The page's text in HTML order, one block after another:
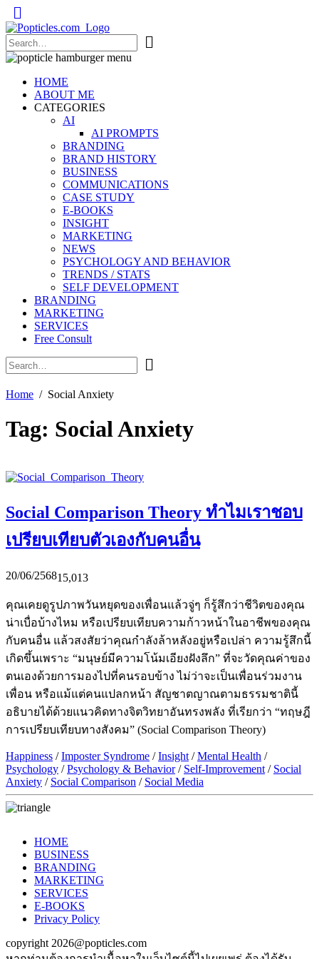
Popticles.com
HOME
ABOUT ME
CATEGORIES
AI
AI PROMPTS
BRANDING
BRAND HISTORY
BUSINESS
COMMUNICATIONS
CASE STUDY
E-BOOKS
INSIGHT
MARKETING
NEWS
PSYCHOLOGY AND BEHAVIOR
TRENDS / STATS
SELF DEVELOPMENT
BRANDING
MARKETING
SERVICES
Free Consult
Home Social Anxiety
Tag: Social Anxiety
Social Comparison Theory ทำไมเราชอบ
เปรียบเทียบตัวเองกับคนอื่น
20/06/256815,013
คุณเคยดูรูปภาพวันหยุดของเพื่อนแล้วจู่ๆ ก็รู้สึกว่าชีวิตของคุณ
น่าเบื่อบ้างไหม หรือเปรียบเทียบความก้าวหน้าในอาชีพของคุณ
กับคนอื่น แล้วสงสัยว่าคุณกำลังล้าหลังอยู่หรือเปล่า ความรู้สึกนี้
เกิดขึ้นเพราะ “มนุษย์มีความโน้มเอียงฝังลึก” ที่จะวัดคุณค่าของ
ตนเองด้วยการมองไปที่คนรอบข้าง ไม่ว่าจะเป็นเพื่อนร่วมงาน
เพื่อน หรือแม้แต่คนแปลกหน้า สัญชาตญาณตามธรรมชาตินี้
อธิบายได้ด้วยแนวคิดทางจิตวิทยาอันทรงพลัง ที่เรียกว่า “ทฤษฎี
การเปรียบเทียบทางสังคม” (Social Comparison Theory)
Happiness /Imposter Syndrome /Insight /Mental Health /
Psychology /Psychology & Behavior/ Self-Improvement / Social
Anxiety / Social Comparison / Social Media
HOME
BUSINESS
BRANDING
MARKETING
SERVICES
E-BOOKS
Privacy Policy
copyright 2026@popticles.com